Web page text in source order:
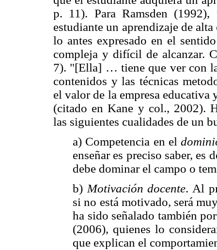
p. 11). Para Ramsden (1992),
estudiante un aprendizaje de
lo antes expresado en el
compleja y difícil de alcanzar.
7). "[Ella] … tiene que ver con
contenidos y las técnicas
el valor de la empresa educativa
(citado en Kane y col., 2002).
las siguientes cualidades de un
a) Competencia en el
enseñar es preciso saber, es
debe dominar el campo o
b) Motivación docente. Al
si no está motivado, será
ha sido señalado también
(2006), quienes lo
que explican el